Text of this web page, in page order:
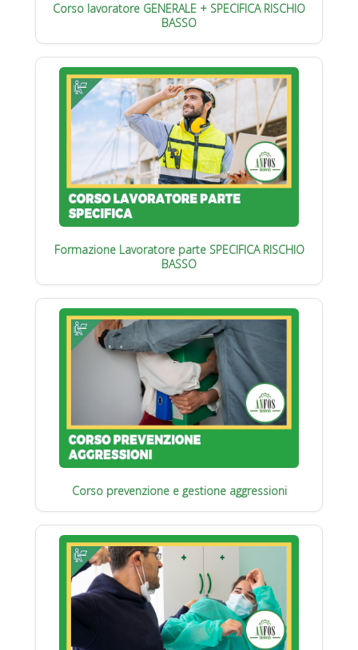
Corso lavoratore GENERALE + SPECIFICA RISCHIO
BASSO
Formazione Lavoratore parte SPECIFICA RISCHIO
BASSO
Corso prevenzione e gestione aggressioni